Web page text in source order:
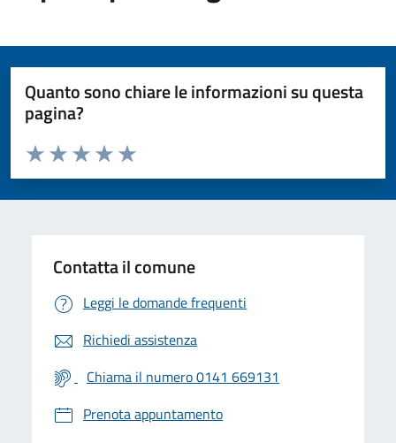
Quanto sono chiare le informazioni su questa
pagina?
Valuta da 1 a 5 stelle la pagina
Valuta 5 stelle su 5
Valuta 4 stelle su 5
Valuta 3 stelle su 5
Valuta 2 stelle su 5
Valuta 1 stelle su 5
Contatta il comune
Leggi le domande frequenti
Richiedi assistenza
Chiama il numero 0141 669131
Prenota appuntamento